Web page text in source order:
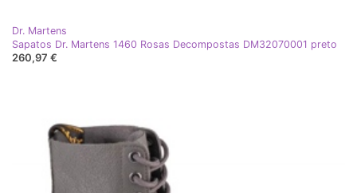
Dr. Martens
Sapatos Dr. Martens 1460 Rosas Decompostas DM32070001 preto
260,97 €